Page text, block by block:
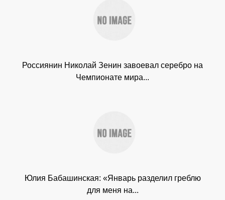
Россиянин Николай Зенин завоевал серебро на
Чемпионате мира...
Юлия Бабашинская: «Январь разделил греблю
для меня на...